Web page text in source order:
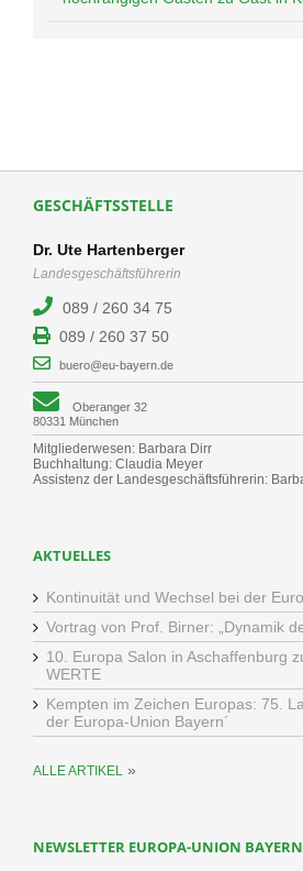
GESCHÄFTSSTELLE
Dr. Ute Hartenberger
Landesgeschäftsführerin
089 / 260 34 75
089 / 260 37 50
buero@eu-bayern.de
Oberanger 32
80331 München
Mitgliederwesen: Barbara Dirr
Buchhaltung: Claudia Meyer
Assistenz der Landesgeschäftsführerin:
AKTUELLES
Kontinuität und Wechsel bei der
Vortrag von Prof. Birner: „Dynamik
10. Europa Salon in Aschaffenburg
WERTE
Kempten im Zeichen Europas: 75.
der Europa-Union Bayern´
ALLE ARTIKEL »
NEWSLETTER EUROPA-UNION